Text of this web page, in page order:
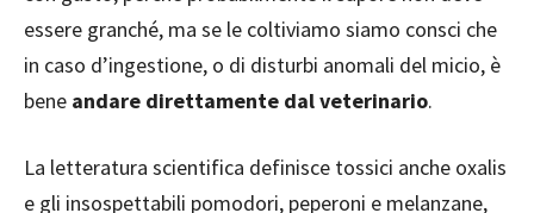
essere granché, ma se le coltiviamo siamo consci che
in caso d’ingestione, o di disturbi anomali del micio, è
bene andare direttamente dal veterinario.
La letteratura scientifica definisce tossici anche oxalis
e gli insospettabili pomodori, peperoni e melanzane,